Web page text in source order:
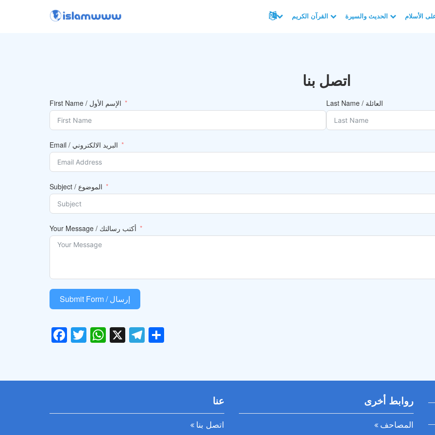
اتصل بنا
Last Name / العائلة
Email / البريد الالكتروني
Your Message / أكتب رسالتك
Submit Form / إرسال
Facebook
Twitter
WhatsApp
X Telegram
عنا
اتصل بنا
روابط أخرى
المصاحف